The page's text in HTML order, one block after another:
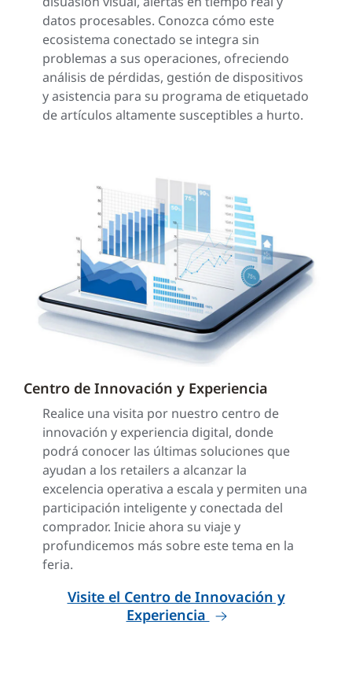
datos procesables. Conozca cómo este
ecosistema conectado se integra sin
problemas a sus operaciones, ofreciendo
análisis de pérdidas, gestión de dispositivos
y asistencia para su programa de etiquetado
de artículos altamente susceptibles a hurto.
Centro de Innovación y Experiencia
Realice una visita por nuestro centro de
innovación y experiencia digital, donde
podrá conocer las últimas soluciones que
ayudan a los retailers a alcanzar la
excelencia operativa a escala y permiten una
participación inteligente y conectada del
comprador. Inicie ahora su viaje y
profundicemos más sobre este tema en la
feria.
Visite el Centro de Innovación y
Experiencia